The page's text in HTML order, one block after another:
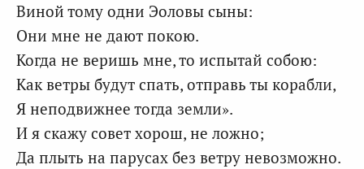
Виной тому одни Эоловы сыны:
Они мне не дают покою.
Когда не веришь мне, то испытай собою:
Как ветры будут спать, отправь ты корабли,
Я неподвижнее тогда земли».
И я скажу совет хорош, не ложно;
Да плыть на парусах без ветру невозможно.